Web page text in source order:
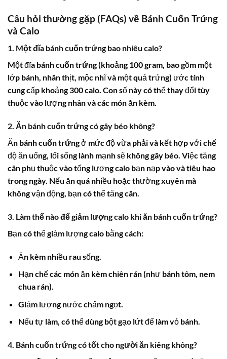
Câu hỏi thường gặp (FAQs) về Bánh Cuốn Trứng
và Calo
1. Một đĩa bánh cuốn trứng bao nhiêu calo?
Một đĩa bánh cuốn trứng(khoảng 100 gram, bao gồm một
lớp bánh, nhân thịt, mộc nhĩ và một quả trứng) ước tính
cung cấp khoảng 300 calo. Con số này có thể thay đổi tùy
thuộc vào lượng nhân và các món ăn kèm.
2. Ăn bánh cuốn trứng có gây béo không?
Ăn bánh cuốn trứngở mức độ vừa phải và kết hợp với chế
độ ăn uống, lối sống lành mạnh sẽ không gây béo. Việc tăng
cân phụ thuộc vào tổng lượng calo bạn nạp vào và tiêu hao
trong ngày. Nếu ăn quá nhiều hoặc thường xuyên mà
không vận động, bạn có thể tăng cân.
3. Làm thế nào để giảm lượng calo khi ăn bánh cuốn trứng?
Bạn có thể giảm lượng calo bằng cách:
Ăn kèm nhiều rau sống.
Hạn chế các món ăn kèm chiên rán (như bánh tôm, nem
chua rán).
Giảm lượng nước chấm ngọt.
Nếu tự làm, có thể dùng bột gạo lứt để làm vỏ bánh.
4. Bánh cuốn trứng có tốt cho người ăn kiêng không?